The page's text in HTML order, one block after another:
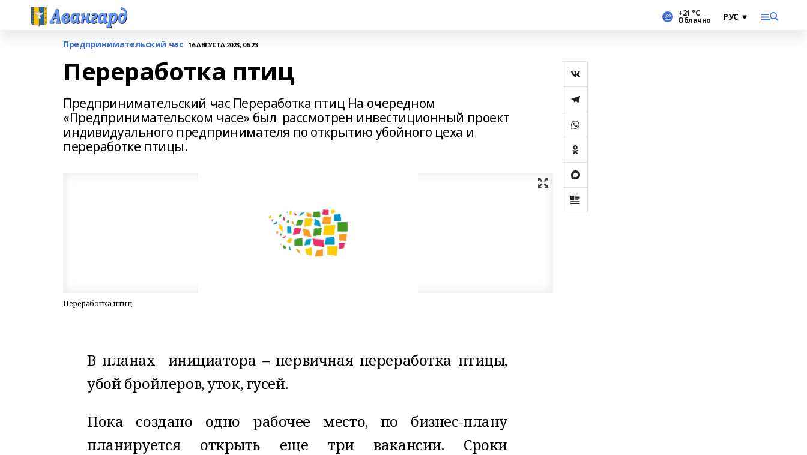
+21 °С
Облачно
Предпринимательский час 16 АВГУСТА 2023, 06:23
Переработка птиц
Предпринимательский час Переработка птиц На очередном
«Предпринимательском часе» был рассмотрен инвестиционный проект
индивидуального предпринимателя по открытию убойного цеха и
переработке птицы.
Переработка птиц
В планах инициатора – первичная переработка птицы,
убой бройлеров, уток, гусей.
Пока создано одно рабочее место, по бизнес-плану
планируется открыть еще три вакансии. Сроки